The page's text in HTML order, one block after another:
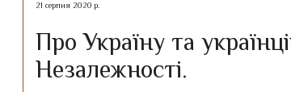
21 серпня 2020 р.
Про Україну та
Незалежності.